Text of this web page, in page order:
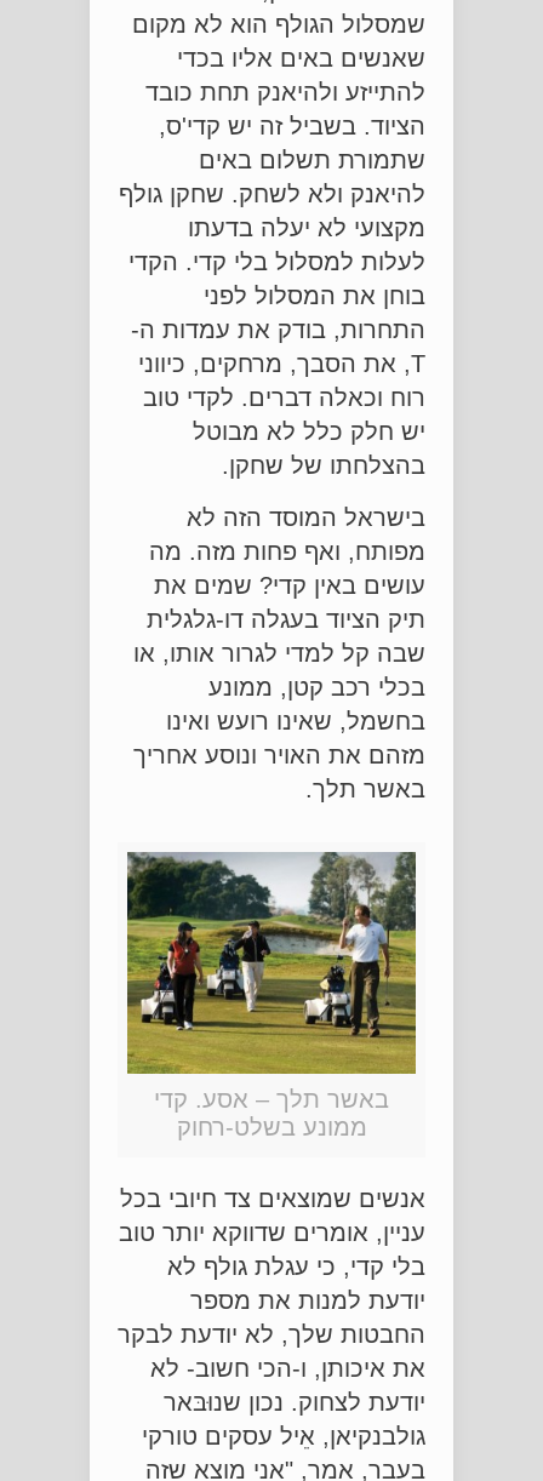
שמסלול הגולף הוא לא מקום
שאנשים באים אליו בכדי
להתייזע ולהיאנק תחת כובד
הציוד. בשביל זה יש קדי'ס,
שתמורת תשלום באים
להיאנק ולא לשחק. שחקן גולף
מקצועי לא יעלה בדעתו
לעלות למסלול בלי קדי. הקדי
בוחן את המסלול לפני
התחרות, בודק את עמדות ה-
T, את הסבך, מרחקים, כיווני
רוח וכאלה דברים. לקדי טוב
יש חלק כלל לא מבוטל
בהצלחתו של שחקן.
בישראל המוסד הזה לא
מפותח, ואף פחות מזה. מה
עושים באין קדי? שמים את
תיק הציוד בעגלה דו-גלגלית
שבה קל למדי לגרור אותו, או
בכלי רכב קטן, ממונע
בחשמל, שאינו רועש ואינו
מזהם את האויר ונוסע אחריך
באשר תלך.
באשר תלך – אסע. קדי
ממונע בשלט-רחוק
אנשים שמוצאים צד חיובי בכל
עניין, אומרים שדווקא יותר טוב
בלי קדי, כי עגלת גולף לא
יודעת למנות את מספר
החבטות שלך, לא יודעת לבקר
את איכותן, ו-הכי חשוב- לא
יודעת לצחוק. נכון שנוּבּאר
גולבנקיאן, אֵיל עסקים טורקי
בעבר, אמר, "אני מוצא שזה